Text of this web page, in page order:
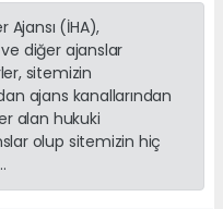
Ajansı (İHA),
diğer ajanslar
sitemizin
ajans kanallarından
alan hukuki
olup sitemizin hiç